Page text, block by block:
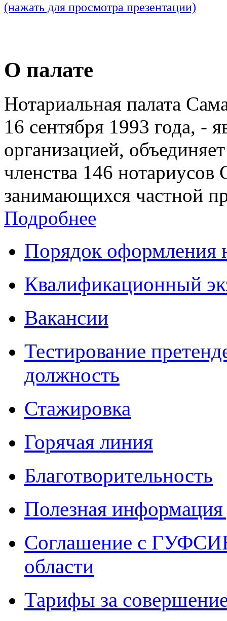
(нажать для просмотра презентации)
О палате
Нотариальная палата
16 сентября 1993 года, -
организацией,
членства 146 нотариусов
занимающихся частной
Подробнее
Порядок оформления
Квалификационный
Вакансии
Тестирование
должность
Стажировка
Горячая линия
Благотворительность
Полезная
Соглашение с
области
Тарифы за